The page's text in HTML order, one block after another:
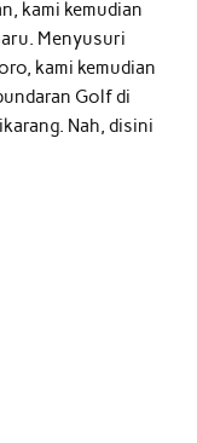
kami kemudian
Menyusuri
kami kemudian
Golf di
Nah, disini